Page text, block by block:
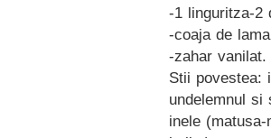
-1 linguritza-2
-coaja de
-zahar vanilat.
Stii povestea:
undelemnul si
inele